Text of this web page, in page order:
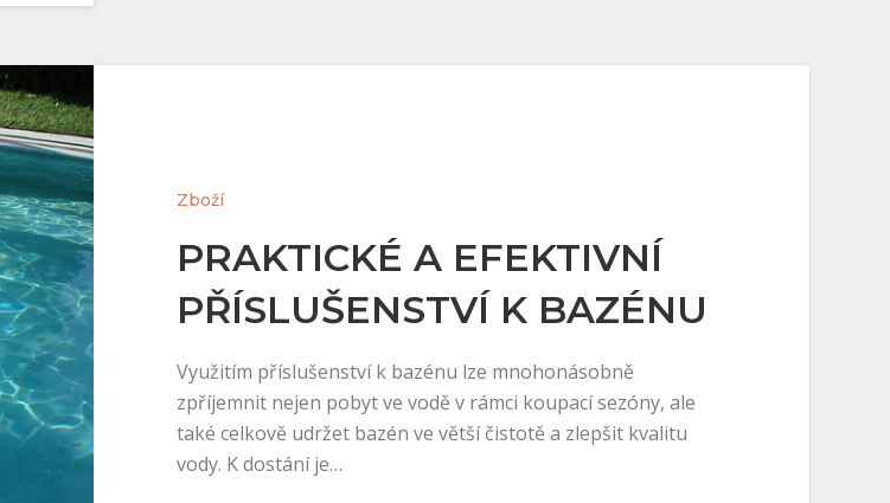
Zboží
PRAKTICKÉ A EFEKTIVNÍ
PŘÍSLUŠENSTVÍ K BAZÉNU
Využitím příslušenství k bazénu lze mnohonásobně
zpříjemnit nejen pobyt ve vodě v rámci koupací sezóny, ale
také celkově udržet bazén ve větší čistotě a zlepšit kvalitu
vody. K dostání je…